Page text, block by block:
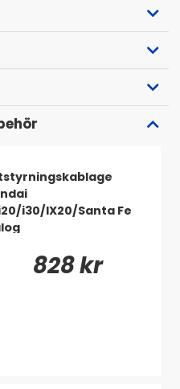
i30/IX20/Santa Fe
828 kr